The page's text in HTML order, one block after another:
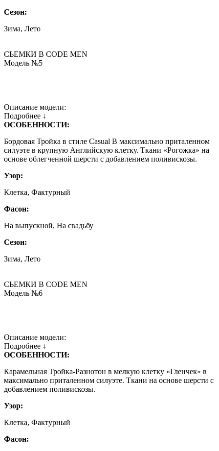
Сезон:
Зима, Лето
СЬЕМКИ В СODE MEN
Модель №5
Описание модели:
Подробнее ↓
ОСОБЕННОСТИ:
Бордовая Тройка в стиле Casual В максимально приталенном
силуэте в крупную Английскую клетку. Ткани «Рогожка» на
основе облегченной шерсти с добавлением поливискозы.
Узор:
Клетка, Фактурный
Фасон:
На выпускной, На свадьбу
Сезон:
Зима, Лето
СЬЕМКИ В СODE MEN
Модель №6
Описание модели:
Подробнее ↓
ОСОБЕННОСТИ:
Карамельная Тройка-Разнотон в мелкую клетку «Гленчек» в
максимально приталенном силуэте. Ткани на основе шерсти с
добавлением поливискозы.
Узор:
Клетка, Фактурный
Фасон: